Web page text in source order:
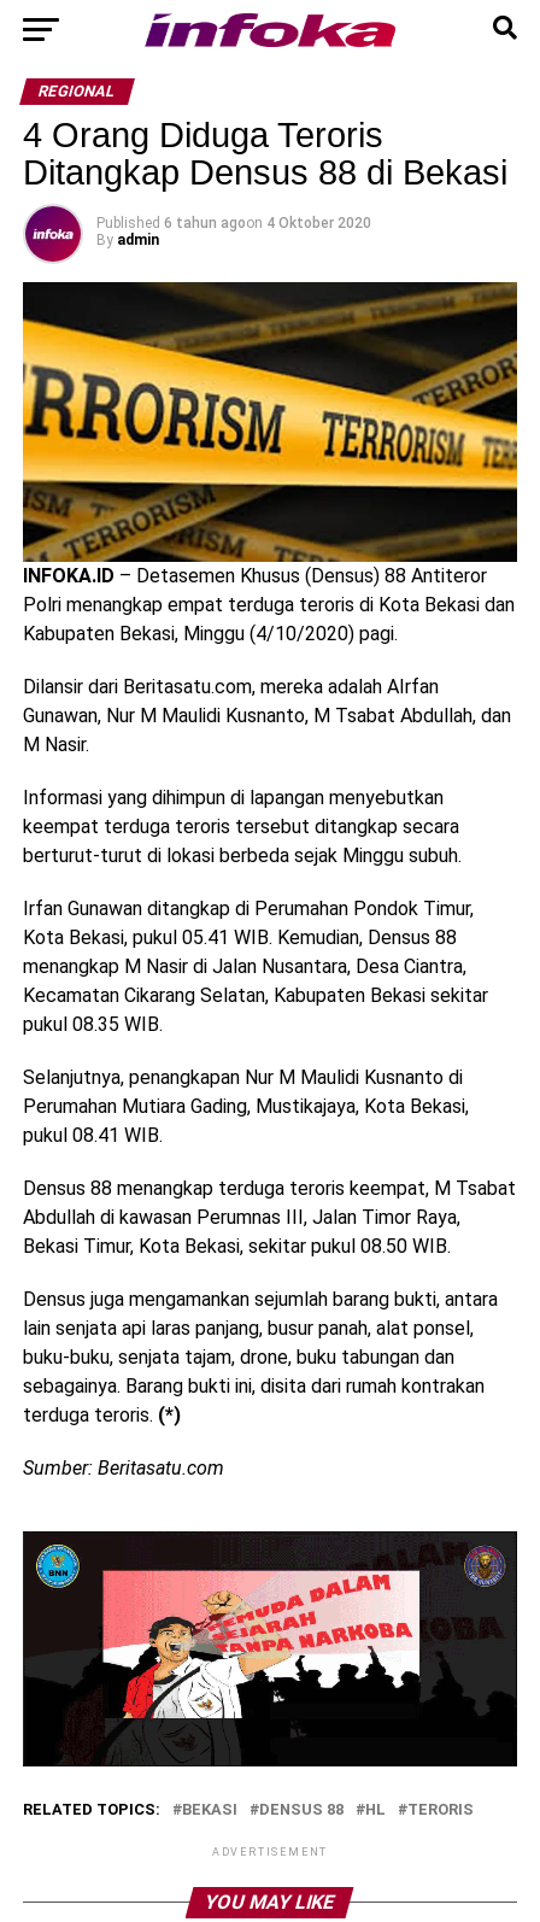
REGIONAL
4 Orang Diduga Teroris
Ditangkap Densus 88 di Bekasi
Published 6 tahun agoon 4 Oktober 2020
By admin
INFOKA.ID – Detasemen Khusus (Densus) 88 Antiteror
Polri menangkap empat terduga teroris di Kota Bekasi dan
Kabupaten Bekasi, Minggu (4/10/2020) pagi.
Dilansir dari Beritasatu.com, mereka adalah AIrfan
Gunawan, Nur M Maulidi Kusnanto, M Tsabat Abdullah, dan
M Nasir.
Informasi yang dihimpun di lapangan menyebutkan
keempat terduga teroris tersebut ditangkap secara
berturut-turut di lokasi berbeda sejak Minggu subuh.
Irfan Gunawan ditangkap di Perumahan Pondok Timur,
Kota Bekasi, pukul 05.41 WIB. Kemudian, Densus 88
menangkap M Nasir di Jalan Nusantara, Desa Ciantra,
Kecamatan Cikarang Selatan, Kabupaten Bekasi sekitar
pukul 08.35 WIB.
Selanjutnya, penangkapan Nur M Maulidi Kusnanto di
Perumahan Mutiara Gading, Mustikajaya, Kota Bekasi,
pukul 08.41 WIB.
Densus 88 menangkap terduga teroris keempat, M Tsabat
Abdullah di kawasan Perumnas III, Jalan Timor Raya,
Bekasi Timur, Kota Bekasi, sekitar pukul 08.50 WIB.
Densus juga mengamankan sejumlah barang bukti, antara
lain senjata api laras panjang, busur panah, alat ponsel,
buku-buku, senjata tajam, drone, buku tabungan dan
sebagainya. Barang bukti ini, disita dari rumah kontrakan
terduga teroris. (*)
Sumber: Beritasatu.com
RELATED TOPICS: BEKASI DENSUS 88 HL TERORIS
ADVERTISEMENT
YOU MAY LIKE